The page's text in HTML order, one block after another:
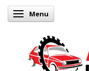
Skifte navigation
Menu